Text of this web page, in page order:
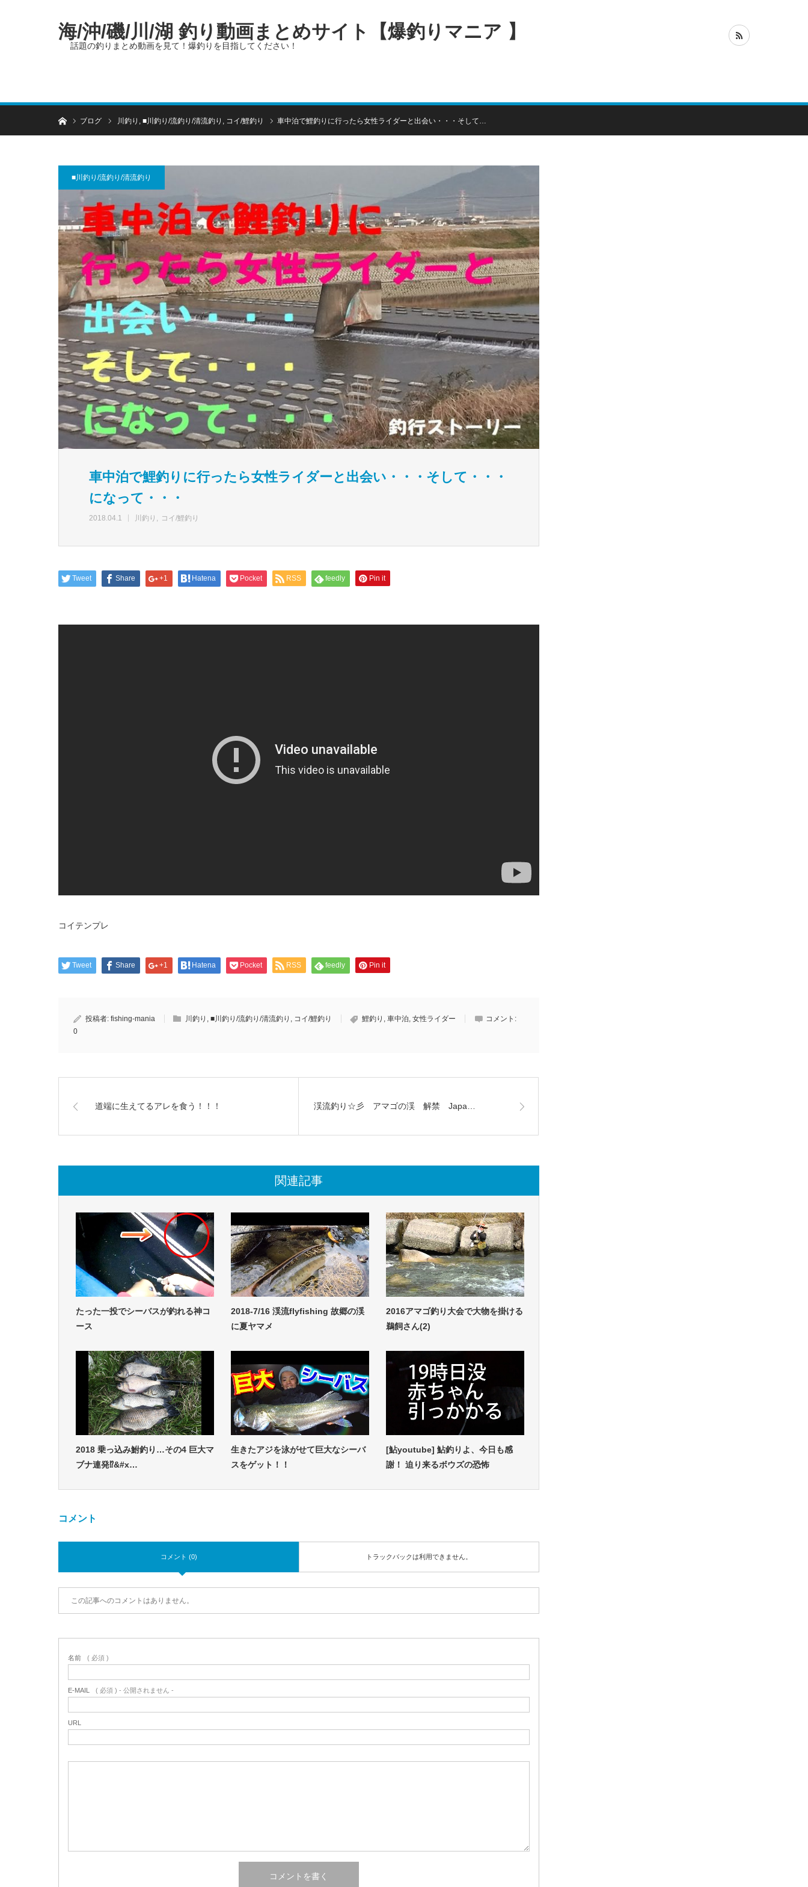
海/沖/磯/川/湖 釣り動画まとめサイト【爆釣りマニア 】
話題の釣りまとめ動画を見て！爆釣りを目指してください！
ホームブログ 川釣り , ■川釣り/流釣り/清流釣り , コイ/鯉釣り 車中泊で鯉釣りに行ったら女性ライダーと出会い・・・そして…
■川釣り/流釣り/清流釣り
車中泊で鯉釣りに行ったら女性ライダーと出会い・・・そして・・・
になって・・・
2018.04.1 川釣り コイ/鯉釣り
Tweet Share +1 Hatena Pocket RSS feedly Pin it
コイテンプレ
Tweet Share +1 Hatena Pocket RSS feedly Pin it
投稿者: fishing-mania 川釣り ■川釣り/流釣り/清流釣り コイ/鯉釣り 鯉釣り 車中泊 女性ライダー
コメント:
0
道端に生えてるアレを食う！！！ 渓流釣り☆彡 アマゴの渓 解禁 Japa…
関連記事
たった一投でシーバスが釣れる神コ
ース
2018-7/16 渓流flyfishing 故郷の渓
に夏ヤマメ
2016アマゴ釣り大会で大物を掛ける
鵜飼さん(2)
2018 乗っ込み鮒釣り…その4 巨大マ
ブナ連発⁉&#x…
生きたアジを泳がせて巨大なシーバ
スをゲット！！
[鮎youtube] 鮎釣りよ、今日も感
謝！ 迫り来るボウズの恐怖
コメント
コメント (0) トラックバックは利用できません。
この記事へのコメントはありません。
名前 ( 必須 )
E-MAIL ( 必須 ) - 公開されません -
URL